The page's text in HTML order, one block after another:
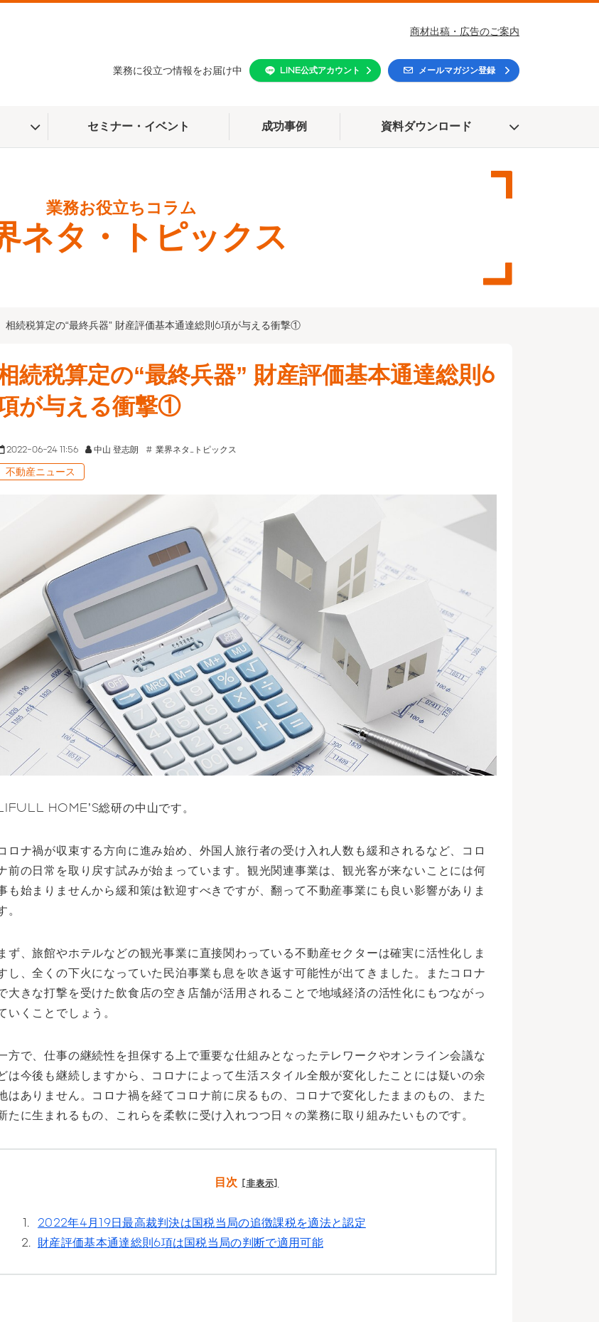
商材出稿・広告のご案内
業務に役立つ情報をお届け中 LINE公式アカウント メールマガジン登録
セミナー・イベント 成功事例 資料ダウンロード
ネタ・トピックス
相続税算定の“最終兵器” 財産評価基本通達総則6項が与える衝撃①
続税算定の“最終兵器” 財産評価基本通達総則6
が与える衝撃①
2022-06-24 11:56 中山 登志朗 業界ネタ_トピックス
不動産ニュース
LIFULL HOME’S総研の中山です。
ロナ禍が収束する方向に進み始め、外国人旅行者の受け入れ人数も緩和されるなど、コロ
前の日常を取り戻す試みが始まっています。観光関連事業は、観光客が来ないことには何
も始まりませんから緩和策は歓迎すべきですが、翻って不動産事業にも良い影響がありま
。
ず、旅館やホテルなどの観光事業に直接関わっている不動産セクターは確実に活性化しま
し、全くの下火になっていた民泊事業も息を吹き返す可能性が出てきました。またコロナ
大きな打撃を受けた飲食店の空き店舗が活用されることで地域経済の活性化にもつながっ
いくことでしょう。
方で、仕事の継続性を担保する上で重要な仕組みとなったテレワークやオンライン会議な
は今後も継続しますから、コロナによって生活スタイル全般が変化したことには疑いの余
はありません。コロナ禍を経てコロナ前に戻るもの、コロナで変化したままのもの、また
たに生まれるもの、これらを柔軟に受け入れつつ日々の業務に取り組みたいものです。
目次 [非表示]
1.
2022年4月19日最高裁判決は国税当局の追徴課税を適法と認定
2.
財産評価基本通達総則6項は国税当局の判断で適用可能